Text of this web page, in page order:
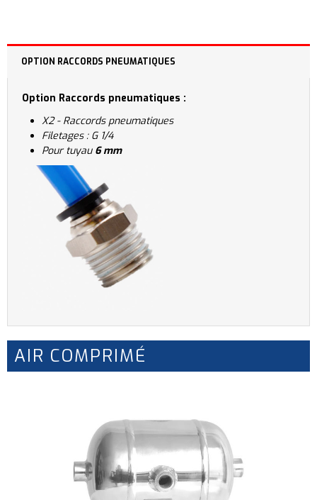
OPTION RACCORDS PNEUMATIQUES
Option Raccords pneumatiques :
X2 - Raccords pneumatiques
Filetages : G 1/4
Pour tuyau 6 mm
AIR COMPRIMÉ